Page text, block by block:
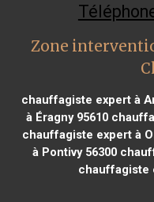
Zone
chauffagiste expert à
à Éragny 95610
chauffagiste expert à
à Pontivy 56300
chauffagiste